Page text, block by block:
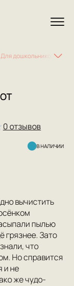
Для дошкольников (3-6
0 отзывов
В НАЛИЧИИ
вычистить
пылью
грязнее. Зато
что
Но справится
и не
же чудо-